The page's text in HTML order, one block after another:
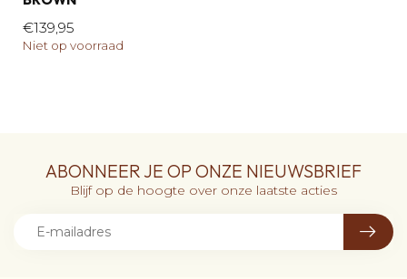
€139,95
Niet op voorraad
ABONNEER JE OP ONZE NIEUWSBRIEF
Blijf op de hoogte over onze laatste acties